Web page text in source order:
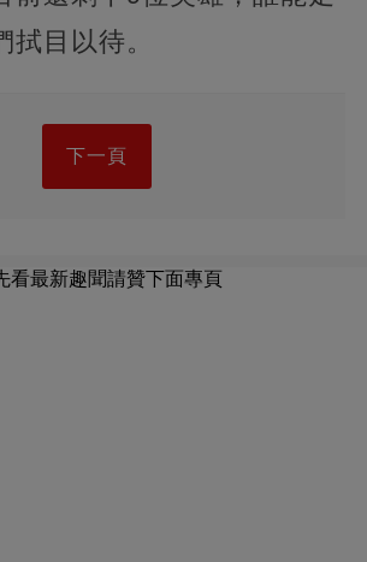
目以待。
下一頁
看最新趣聞請贊下面專頁